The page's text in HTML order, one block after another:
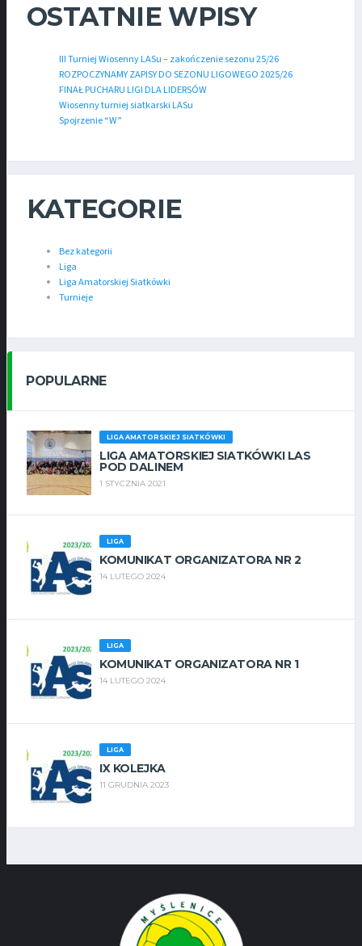
OSTATNIE WPISY
III Turniej Wiosenny LASu – zakończenie sezonu 25/26
ROZPOCZYNAMY ZAPISY DO SEZONU LIGOWEGO 2025/26
FINAŁ PUCHARU LIGI DLA LIDERSÓW
Wiosenny turniej siatkarski LASu
Spojrzenie “W”
KATEGORIE
Bez kategorii
Liga
Liga Amatorskiej Siatkówki
Turnieje
POPULARNE
LIGA AMATORSKIEJ SIATKÓWKI
LIGA AMATORSKIEJ SIATKÓWKI LAS
POD DALINEM
1 STYCZNIA 2021
LIGA
KOMUNIKAT ORGANIZATORA NR 2
14 LUTEGO 2024
LIGA
KOMUNIKAT ORGANIZATORA NR 1
14 LUTEGO 2024
LIGA
IX KOLEJKA
11 GRUDNIA 2023